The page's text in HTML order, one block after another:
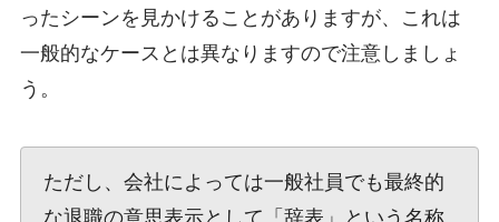
ったシーンを見かけることがありますが、これは
一般的なケースとは異なりますので注意しましょ
う。
ただし、会社によっては一般社員でも最終的